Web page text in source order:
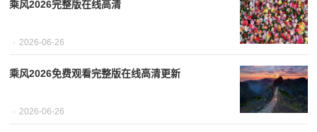
乘风2026完整版在线高清
2026-06-26
乘风2026免费观看完整版在线高清更新
2026-06-26